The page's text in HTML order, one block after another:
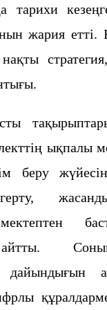
тарихи
жария
ықпалы
беру
айтты.
дайындығын